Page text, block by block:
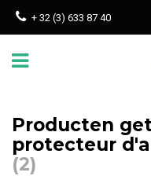
+ 32 (3) 633 87 40
Producten
protecteur
(2)